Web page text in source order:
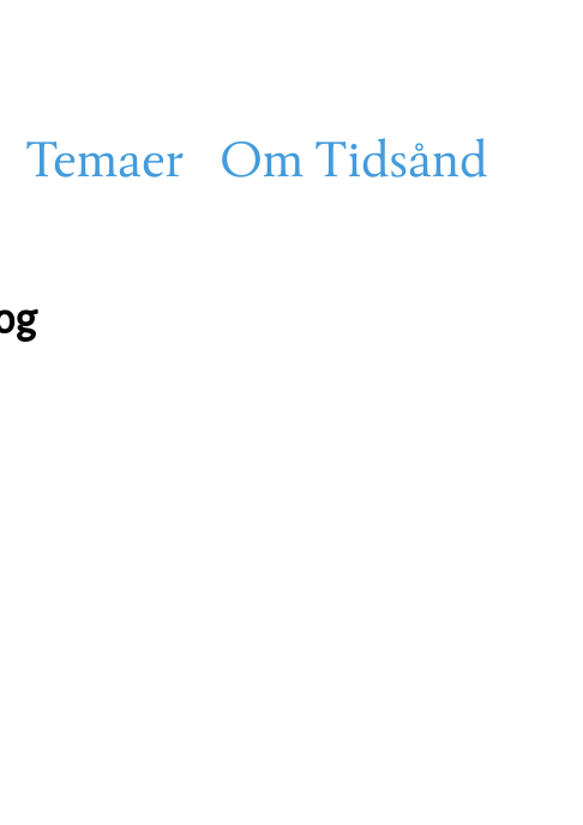
Temaer Om Tidsånd